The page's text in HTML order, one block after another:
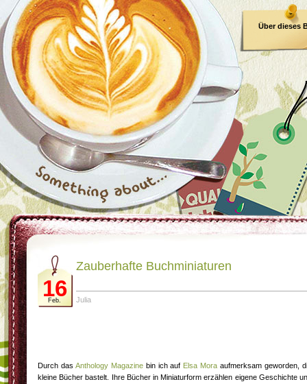
Über dieses
16
Feb.
Zauberhafte Buchminiaturen
Julia
Durch das Anthology Magazinebin ich auf Elsa Mora aufmerksam geworden,
kleine Bücher bastelt. Ihre Bücher in Miniaturform erzählen eigene Geschichte